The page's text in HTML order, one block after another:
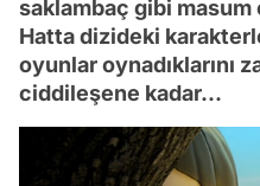
saklambaç gibi
Hatta dizideki
oyunlar oynadıklarını
ciddileşene kadar...